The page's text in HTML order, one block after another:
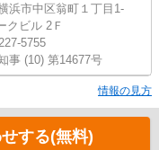
浜市中区翁町１丁目1-
クビル 2Ｆ
5755
事 (10) 第14677号
情報の見方
する(無料)